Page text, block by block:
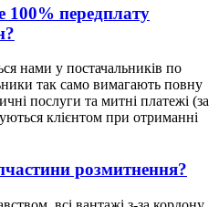
100% передплату
нами у постачальників по
так само вимагають повну
послуги та митні платежі (за
клієнтом при отриманні
розмитнення?